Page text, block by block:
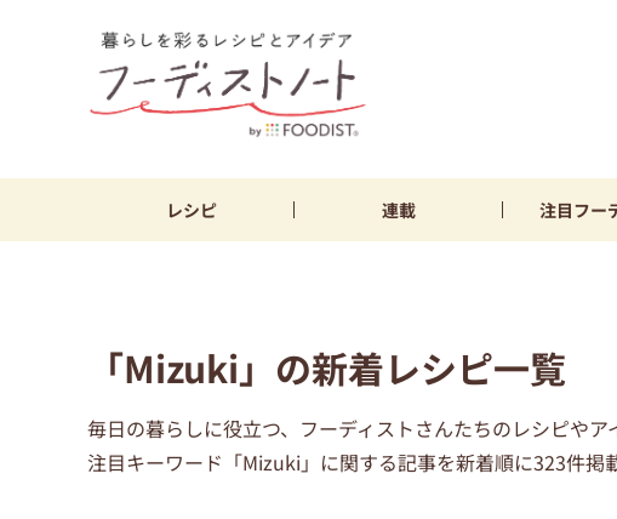
レシピ 連載 注目フー
「Mizuki」の新着レシピ一覧
毎日の暮らしに役立つ、フーディストさんたちのレシピやア
注目キーワード「Mizuki」に関する記事を新着順に323件掲